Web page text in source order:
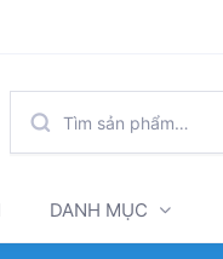
KIẾM:
DANH MỤC